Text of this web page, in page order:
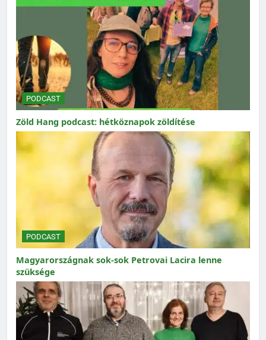
PODCAST
Zöld Hang podcast: hétköznapok zöldítése
PODCAST
Magyarországnak sok-sok Petrovai Lacira lenne
szüksége